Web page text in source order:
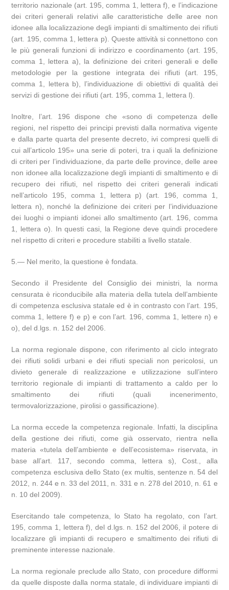
territorio nazionale (art. 195, comma 1, lettera f), e l’indicazione
dei criteri generali relativi alle caratteristiche delle aree non
idonee alla localizzazione degli impianti di smaltimento dei rifiuti
(art. 195, comma 1, lettera p). Queste attività si connettono con
le più generali funzioni di indirizzo e coordinamento (art. 195,
comma 1, lettera a), la definizione dei criteri generali e delle
metodologie per la gestione integrata dei rifiuti (art. 195,
comma 1, lettera b), l’individuazione di obiettivi di qualità dei
servizi di gestione dei rifiuti (art. 195, comma 1, lettera l).
Inoltre, l’art. 196 dispone che «sono di competenza delle
regioni, nel rispetto dei principi previsti dalla normativa vigente
e dalla parte quarta del presente decreto, ivi compresi quelli di
cui all’articolo 195» una serie di poteri, tra i quali la definizione
di criteri per l’individuazione, da parte delle province, delle aree
non idonee alla localizzazione degli impianti di smaltimento e di
recupero dei rifiuti, nel rispetto dei criteri generali indicati
nell’articolo 195, comma 1, lettera p) (art. 196, comma 1,
lettera n), nonché la definizione dei criteri per l’individuazione
dei luoghi o impianti idonei allo smaltimento (art. 196, comma
1, lettera o). In questi casi, la Regione deve quindi procedere
nel rispetto di criteri e procedure stabiliti a livello statale.
5.— Nel merito, la questione è fondata.
Secondo il Presidente del Consiglio dei ministri, la norma
censurata è riconducibile alla materia della tutela dell’ambiente
di competenza esclusiva statale ed è in contrasto con l’art. 195,
comma 1, lettere f) e p) e con l’art. 196, comma 1, lettere n) e
o), del d.lgs. n. 152 del 2006.
La norma regionale dispone, con riferimento al ciclo integrato
dei rifiuti solidi urbani e dei rifiuti speciali non pericolosi, un
divieto generale di realizzazione e utilizzazione sull’intero
territorio regionale di impianti di trattamento a caldo per lo
smaltimento dei rifiuti (quali incenerimento,
termovalorizzazione, pirolisi o gassificazione).
La norma eccede la competenza regionale. Infatti, la disciplina
della gestione dei rifiuti, come già osservato, rientra nella
materia «tutela dell’ambiente e dell’ecosistema» riservata, in
base all’art. 117, secondo comma, lettera s), Cost., alla
competenza esclusiva dello Stato (ex multis, sentenze n. 54 del
2012, n. 244 e n. 33 del 2011, n. 331 e n. 278 del 2010, n. 61 e
n. 10 del 2009).
Esercitando tale competenza, lo Stato ha regolato, con l’art.
195, comma 1, lettera f), del d.lgs. n. 152 del 2006, il potere di
localizzare gli impianti di recupero e smaltimento dei rifiuti di
preminente interesse nazionale.
La norma regionale preclude allo Stato, con procedure difformi
da quelle disposte dalla norma statale, di individuare impianti di